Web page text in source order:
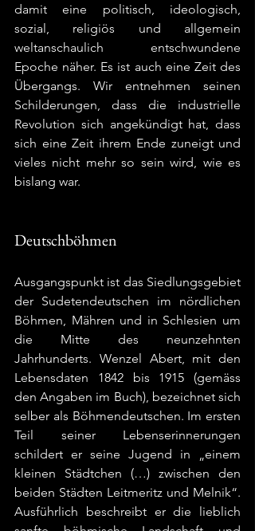
damit eine politisch, ideologisch,
sozial, religiös und allgemein
weltanschaulich entschwundene
Epoche näher. Es ist auch eine Zeit des
Übergangs. Wir entnehmen seinen
Schilderungen, dass die industrielle
Revolution sich angekündigt hat, dass
sich eine Zeit ihrem Ende zuneigt und
vieles nicht mehr so sein wird, wie es
bislang war.
Deutschböhmen
Ausgangspunkt ist das Siedlungsgebiet
der Sudetendeutschen im nördlichen
Böhmen, Mähren und in Schlesien um
die Mitte des neunzehnten
Jahrhunderts. Wenzel Abert, mit den
Lebensdaten 1842 bis 1915 (gemäss
den Angaben im Buch), bezeichnet sich
selber als Böhmendeutschen. Im ersten
Teil seiner Lebenserinnerungen
schildert er seine Jugend in „einem
kleinen Städtchen (…) zwischen den
beiden Städten Leitmeritz und Melnik“.
Ausführlich beschreibt er die lieblich